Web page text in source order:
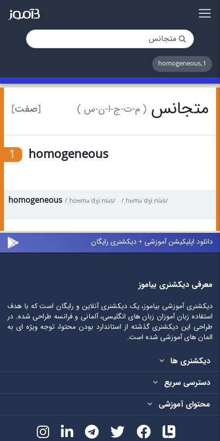
1.homogeneous
[صفت] متجانس ( م-ت-ج-ا-ن-س )
1 homogeneous
homogeneous /ˌhoʊməˈdʒiːniəs/ /ˌhɒməˈdʒiːniəs/
دانلود اپلیکیشن آموزشی + دیکشنری رایگان
معرفی دیکشنری بیاموز
دیکشنری آموزشی بیاموز، یک دیکشنری آنلاین و رایگان است که با هدف
استفاده زبان آموزان زبان های انگلیسی، آلمانی و فرانسه طراحی شده. در
طراحی این دیکشنری گذشته از استاندارد بودن محتوا، توجه ویژه ای به
المان های آموزشی شده است.
دیکشنری ها
دسترسی سریع
محتوای آموزشی